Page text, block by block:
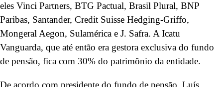
eles Vinci Partners, BTG Pactual, Brasil Plural, BNP
Paribas, Santander, Credit Suisse Hedging-Griffo,
Mongeral Aegon, Sulamérica e J. Safra. A Icatu
Vanguarda, que até então era gestora exclusiva do fundo
de pensão, fica com 30% do patrimônio da entidade.